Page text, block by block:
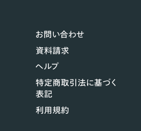
お問い合わせ
資料請求
ヘルプ
特定商取引法に基づく
表記
利用規約